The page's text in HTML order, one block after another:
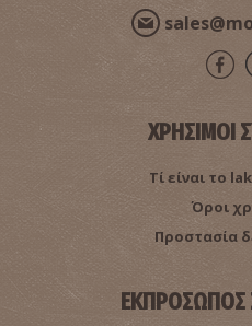
ΧΡΗΣΙΜΟΙ
Τί είναι το
Όροι
Προστασία
ΕΚΠΡΟΣΩΠΟΣ